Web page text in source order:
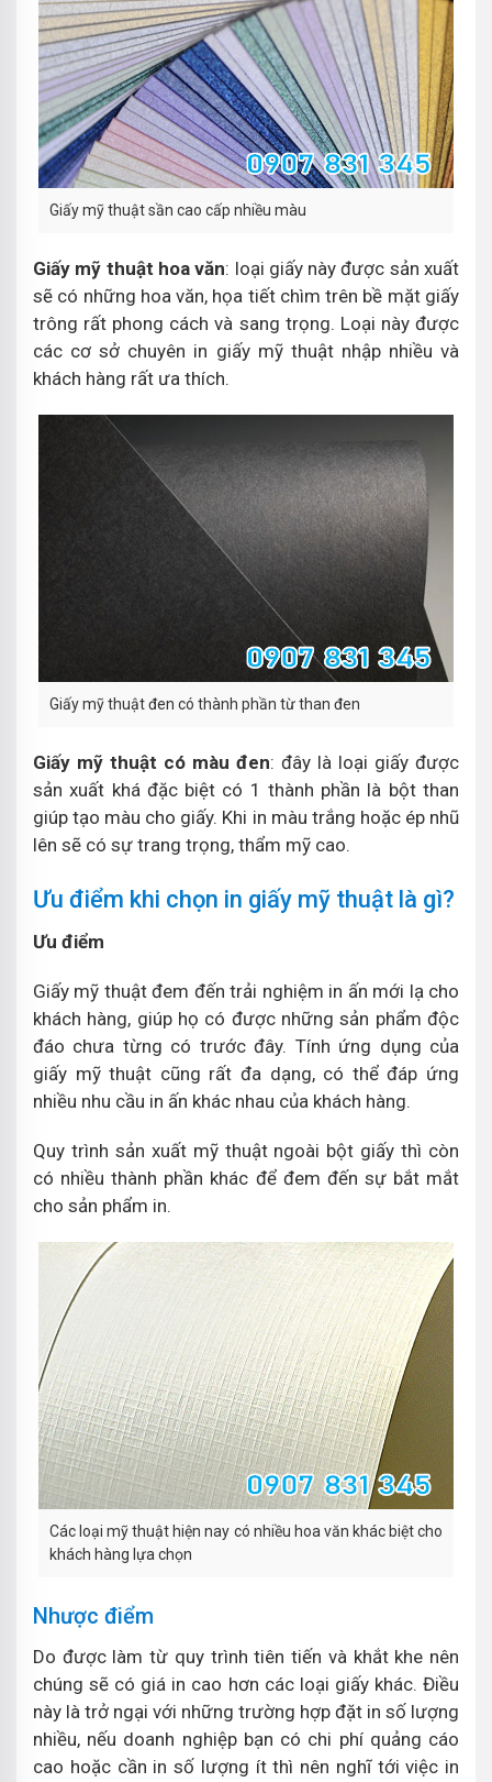
Giấy mỹ thuật sần cao cấp nhiều màu
Giấy mỹ thuật hoa văn: loại giấy này được sản xuất
sẽ có những hoa văn, họa tiết chìm trên bề mặt giấy
trông rất phong cách và sang trọng. Loại này được
các cơ sở chuyên in giấy mỹ thuật nhập nhiều và
khách hàng rất ưa thích.
Giấy mỹ thuật đen có thành phần từ than đen
Giấy mỹ thuật có màu đen: đây là loại giấy được
sản xuất khá đặc biệt có 1 thành phần là bột than
giúp tạo màu cho giấy. Khi in màu trắng hoặc ép nhũ
lên sẽ có sự trang trọng, thẩm mỹ cao.
Ưu điểm khi chọn in giấy mỹ thuật là gì?
Ưu điểm
Giấy mỹ thuật đem đến trải nghiệm in ấn mới lạ cho
khách hàng, giúp họ có được những sản phẩm độc
đáo chưa từng có trước đây. Tính ứng dụng của
giấy mỹ thuật cũng rất đa dạng, có thể đáp ứng
nhiều nhu cầu in ấn khác nhau của khách hàng.
Quy trình sản xuất mỹ thuật ngoài bột giấy thì còn
có nhiều thành phần khác để đem đến sự bắt mắt
cho sản phẩm in.
Các loại mỹ thuật hiện nay có nhiều hoa văn khác biệt cho
khách hàng lựa chọn
Nhược điểm
Do được làm từ quy trình tiên tiến và khắt khe nên
chúng sẽ có giá in cao hơn các loại giấy khác. Điều
này là trở ngại với những trường hợp đặt in số lượng
nhiều, nếu doanh nghiệp bạn có chi phí quảng cáo
cao hoặc cần in số lượng ít thì nên nghĩ tới việc in